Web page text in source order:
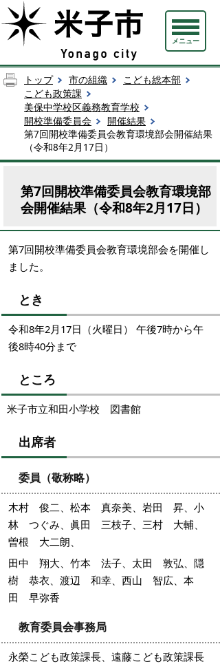
メニュー
トップ 市の組織
こども総本部
こども政策課
美保中学校区義務教育学校
開校準備委員会
開催結果
第7回開校準備委員会教育環境部会開催結果
（令和8年2月17日）
第7回開校準備委員会教育環境部
会開催結果（令和8年2月17日）
第7回開校準備委員会教育環境部会を開催し
ました。
とき
令和8年2月17日（火曜日） 午後7時から午
後8時40分まで
ところ
米子市立和田小学校 図書館
出席者
委員（敬称略）
木村 俊二、松本 真奈美、岩田 昇、小
林 つぐみ、眞田 三枝子、三村 大輔、
曽根 大二朗、
田中 翔大、竹本 法子、太田 敦弘、隠
樹 恭衣、渡辺 和幸、西山 智広、本
田 早弥香
教育委員会事務局
永榮こども政策課長、遠藤こども政策課長